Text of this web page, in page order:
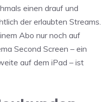
einen drauf und
der erlaubten Streams.
Abo nur noch auf
Second Screen – ein
auf dem iPad – ist